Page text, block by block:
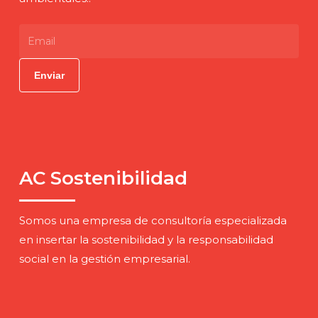
AC Sostenibilidad
Somos una empresa de consultoría especializada
en insertar la sostenibilidad y la responsabilidad
social en la gestión empresarial.